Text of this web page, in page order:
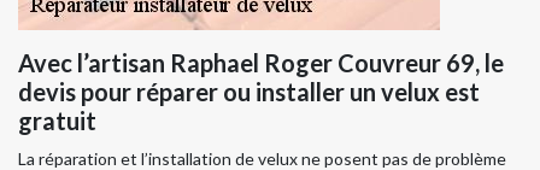
Avec l’artisan Raphael Roger Couvreur 69, le
devis pour réparer ou installer un velux est
gratuit
La réparation et l’installation de velux ne posent pas de problème